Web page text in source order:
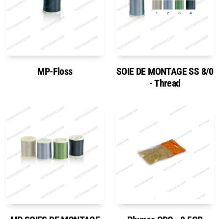
MP-Floss
SOIE DE MONTAGE SS 8/0
- Thread